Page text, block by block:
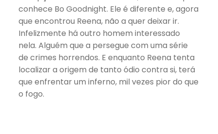
conhece Bo Goodnight. Ele é diferente e, agora
que encontrou Reena, não a quer deixar ir.
Infelizmente há outro homem interessado
nela. Alguém que a persegue com uma série
de crimes horrendos. E enquanto Reena tenta
localizar a origem de tanto ódio contra si, terá
que enfrentar um inferno, mil vezes pior do que
o fogo.